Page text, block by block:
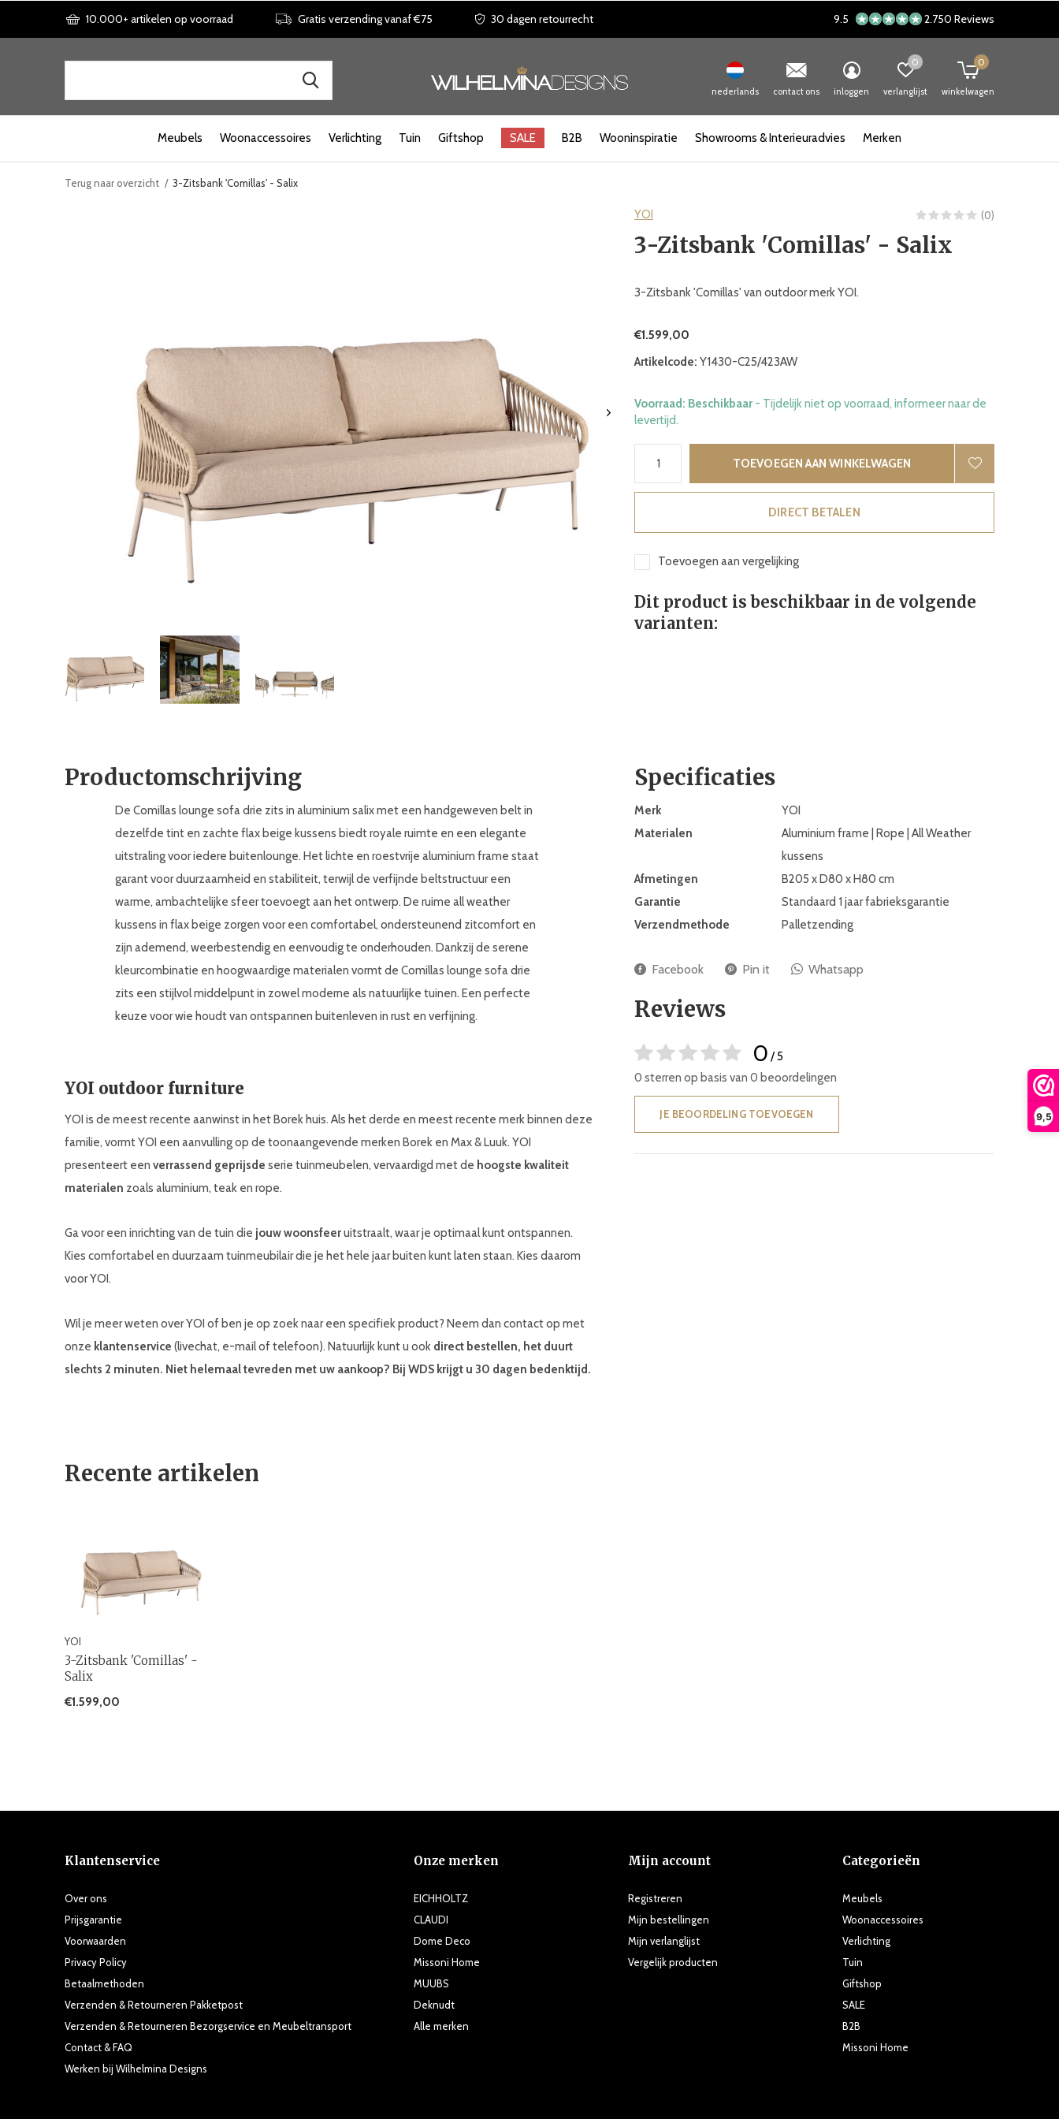
9,5
Meubels Woonaccessoires Verlichting Tuin Giftshop SALE B2B Wooninspiratie Showrooms & Interieuradvies Merken
nederlands contact ons inloggen verlanglijst
0
winkelwagen
0
10.000+ artikelen op voorraad Gratis verzending vanaf €75 30 dagen retourrecht 9.5 2.750 Reviews
Terug naar overzicht 3-Zitsbank 'Comillas' - Salix
YOI (0)
3-Zitsbank 'Comillas' - Salix
3-Zitsbank 'Comillas' van outdoor merk YOI.
€1.599,00
Artikelcode: Y1430-C25/423AW
Voorraad: Beschikbaar - Tijdelijk niet op voorraad, informeer naar de
levertijd.
TOEVOEGEN AAN WINKELWAGEN
DIRECT BETALEN
Toevoegen aan vergelijking
Dit product is beschikbaar in de volgende
varianten:
Productomschrijving
De Comillas lounge sofa drie zits in aluminium salix met een handgeweven belt in
dezelfde tint en zachte flax beige kussens biedt royale ruimte en een elegante
uitstraling voor iedere buitenlounge. Het lichte en roestvrije aluminium frame staat
garant voor duurzaamheid en stabiliteit, terwijl de verfijnde beltstructuur een
warme, ambachtelijke sfeer toevoegt aan het ontwerp. De ruime all weather
kussens in flax beige zorgen voor een comfortabel, ondersteunend zitcomfort en
zijn ademend, weerbestendig en eenvoudig te onderhouden. Dankzij de serene
kleurcombinatie en hoogwaardige materialen vormt de Comillas lounge sofa drie
zits een stijlvol middelpunt in zowel moderne als natuurlijke tuinen. Een perfecte
keuze voor wie houdt van ontspannen buitenleven in rust en verfijning.
YOI outdoor furniture
YOI is de meest recente aanwinst in het Borek huis. Als het derde en meest recente merk binnen deze
familie, vormt YOI een aanvulling op de toonaangevende merken Borek en Max & Luuk. YOI
presenteert een verrassend geprijsde serie tuinmeubelen, vervaardigd met de hoogste kwaliteit
materialen zoals aluminium, teak en rope.
Ga voor een inrichting van de tuin die jouw woonsfeeruitstraalt, waar je optimaal kunt ontspannen.
Kies comfortabel en duurzaam tuinmeubilair die je het hele jaar buiten kunt laten staan. Kies daarom
voor YOI.
Wil je meer weten over YOI of ben je op zoek naar een specifiek product? Neem dan contact op met
onze klantenservice (livechat, e-mail of telefoon). Natuurlijk kunt u ook direct bestellen, het duurt
slechts 2 minuten. Niet helemaal tevreden met uw aankoop? Bij WDS krijgt u 30 dagen bedenktijd.
Specificaties
Merk
YOI
Materialen
Aluminium frame | Rope | All Weather
kussens
Afmetingen
B205 x D80 x H80 cm
Garantie
Standaard 1 jaar fabrieksgarantie
Verzendmethode
Palletzending
Facebook Pin it Whatsapp
Reviews
0 / 5
0 sterren op basis van 0 beoordelingen
JE BEOORDELING TOEVOEGEN
Recente artikelen
YOI
3-Zitsbank 'Comillas' -
Salix
€1.599,00
Klantenservice
Over ons
Prijsgarantie
Voorwaarden
Privacy Policy
Betaalmethoden
Verzenden & Retourneren Pakketpost
Verzenden & Retourneren Bezorgservice en Meubeltransport
Contact & FAQ
Werken bij Wilhelmina Designs
Onze merken
EICHHOLTZ
CLAUDI
Dome Deco
Missoni Home
MUUBS
Deknudt
Alle merken
Mijn account
Registreren
Mijn bestellingen
Mijn verlanglijst
Vergelijk producten
Categorieën
Meubels
Woonaccessoires
Verlichting
Tuin
Giftshop
SALE
B2B
Missoni Home